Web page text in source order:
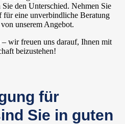
den Unterschied. Nehmen Sie
für eine unverbindliche Beratung
unserem Angebot.
wir freuen uns darauf, Ihnen mit
beizustehen!
für
Sie in guten